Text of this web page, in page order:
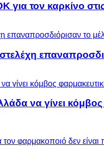
τον καρκίνο
να γίνει κόμβος